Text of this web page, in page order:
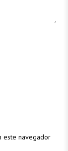
este navegador